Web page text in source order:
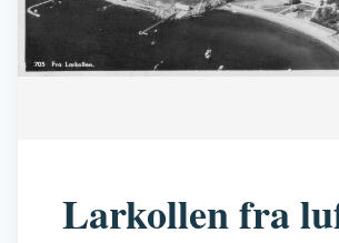
Larkollen fra